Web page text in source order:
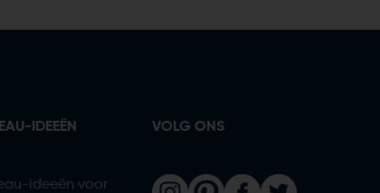
IDEEËN
ideeën voor
VOLG ONS